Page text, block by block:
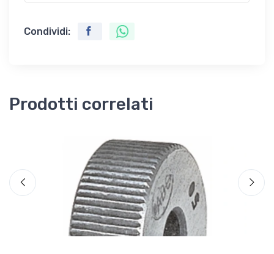
Condividi:
Prodotti correlati